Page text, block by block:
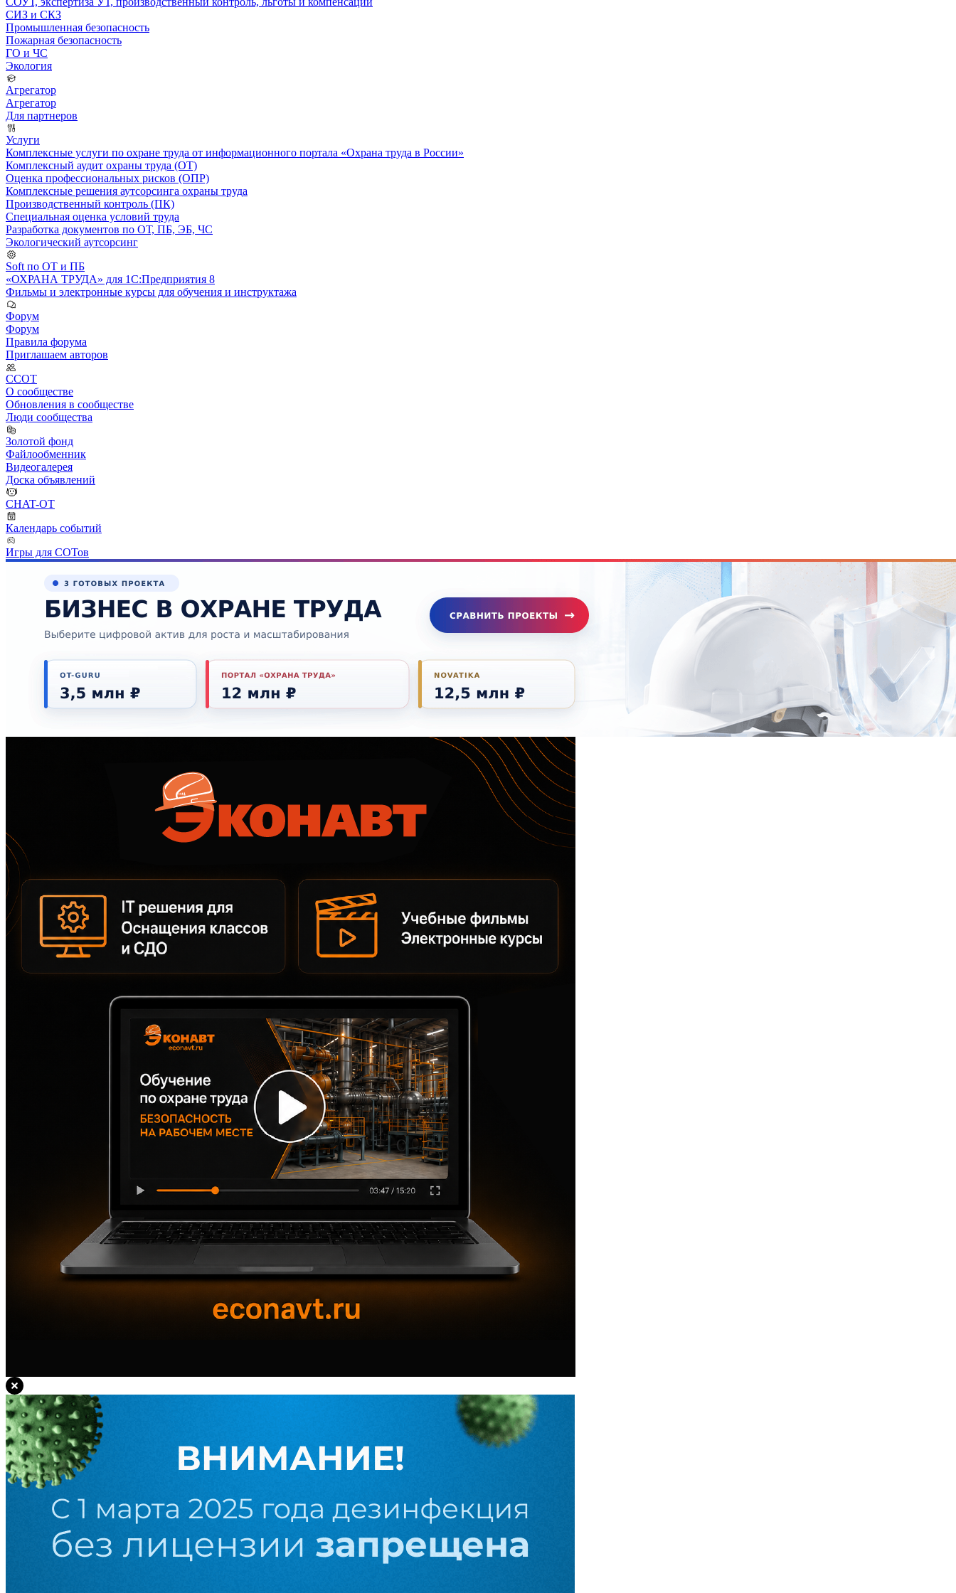
СИЗ и СКЗ
Промышленная безопасность
Пожарная безопасность
ГО и ЧС
Экология
Агрегатор
Агрегатор
Для партнеров
Услуги
Комплексные услуги по охране труда от информационного портала «Охрана труда в России»
Комплексный аудит охраны труда (ОТ)
Оценка профессиональных рисков (ОПР)
Комплексные решения аутсорсинга охраны труда
Производственный контроль (ПК)
Специальная оценка условий труда
Разработка документов по ОТ, ПБ, ЭБ, ЧС
Экологический аутсорсинг
Soft по ОТ и ПБ
«ОХРАНА ТРУДА» для 1С:Предприятия 8
Фильмы и электронные курсы для обучения и инструктажа
Форум
Форум
Правила форума
Приглашаем авторов
ССОТ
О сообществе
Обновления в сообществе
Люди сообщества
Золотой фонд
Файлообменник
Видеогалерея
Доска объявлений
CHAT-OT
Календарь событий
Игры для СОТов